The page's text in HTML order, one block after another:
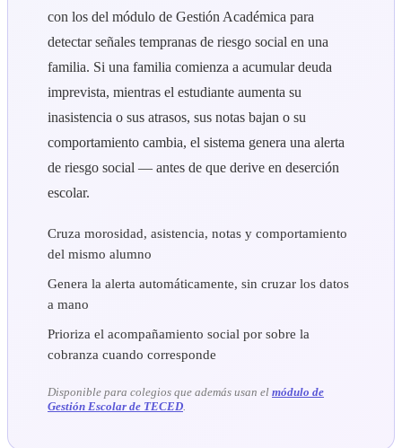
con los del módulo de Gestión Académica para
detectar señales tempranas de riesgo social en una
familia. Si una familia comienza a acumular deuda
imprevista, mientras el estudiante aumenta su
inasistencia o sus atrasos, sus notas bajan o su
comportamiento cambia, el sistema genera una alerta
de riesgo social — antes de que derive en deserción
escolar.
Cruza morosidad, asistencia, notas y comportamiento
del mismo alumno
Genera la alerta automáticamente, sin cruzar los datos
a mano
Prioriza el acompañamiento social por sobre la
cobranza cuando corresponde
Disponible para colegios que además usan el módulo de
Gestión Escolar de TECED.